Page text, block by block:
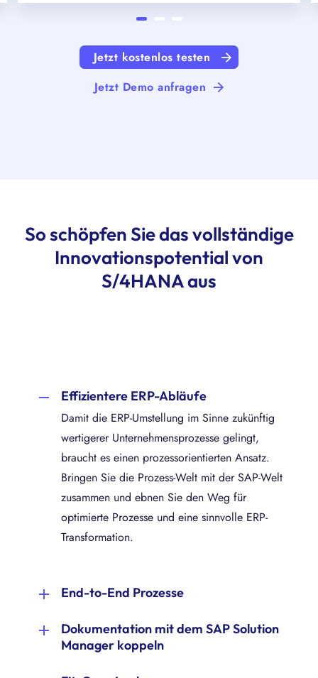
Jetzt kostenlos testen
Jetzt Demo anfragen
So schöpfen Sie das vollständige
Innovationspotential von
S/4HANA aus
Effizientere ERP-Abläufe
Damit die ERP-Umstellung im Sinne zukünftig
wertigerer Unternehmensprozesse gelingt,
braucht es einen prozessorientierten Ansatz.
Bringen Sie die Prozess-Welt mit der SAP-Welt
zusammen und ebnen Sie den Weg für
optimierte Prozesse und eine sinnvolle ERP-
Transformation.
End-to-End Prozesse
Prozessverständnis die Grundlage für die
Spezifikation der Systemanforderungen und
die Optimierung Ihrer SAP-Abläufe. Die
Dokumentation mit dem SAP Solution
Manager koppeln